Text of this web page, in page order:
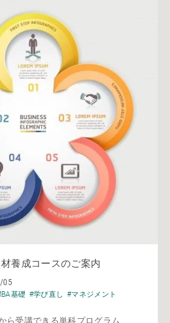
養成コースのご案内
05
基礎 #学び直し #マネジメント
ら受講できる単科プログラム